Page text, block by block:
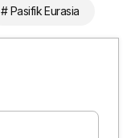
# Pasifik Eurasia